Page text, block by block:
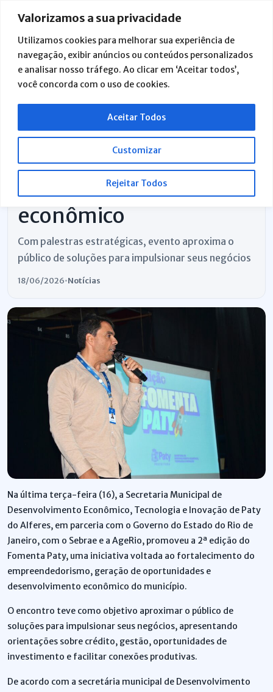
Valorizamos a sua privacidade
Utilizamos cookies para melhorar sua experiência de
navegação, exibir anúncios ou conteúdos personalizados
e analisar nosso tráfego. Ao clicar em ‘Aceitar todos’,
você concorda com o uso de cookies.
Customizar
Rejeitar Todos
Aceitar Todos
para
conteúdo
2ª edição do Fomenta
Paty fortalece
empreendedorismo e
amplia acesso a
oportunidades de
desenvolvimento
econômico
Com palestras estratégicas, evento aproxima o
público de soluções para impulsionar seus negócios
18/06/2026•Notícias
Na última terça-feira (16), a Secretaria Municipal de
Desenvolvimento Econômico, Tecnologia e Inovação de Paty
do Alferes, em parceria com o Governo do Estado do Rio de
Janeiro, com o Sebrae e a AgeRio, promoveu a 2ª edição do
Fomenta Paty, uma iniciativa voltada ao fortalecimento do
empreendedorismo, geração de oportunidades e
desenvolvimento econômico do município.
O encontro teve como objetivo aproximar o público de
soluções para impulsionar seus negócios, apresentando
orientações sobre crédito, gestão, oportunidades de
investimento e facilitar conexões produtivas.
De acordo com a secretária municipal de Desenvolvimento